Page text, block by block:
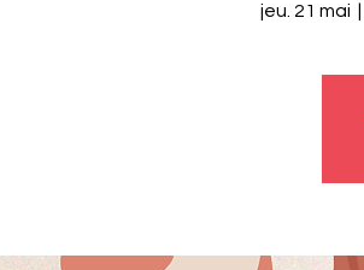
jeu. 21 mai